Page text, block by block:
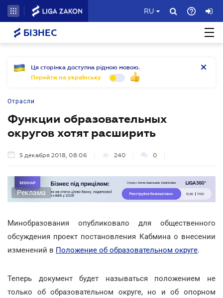
RU
БІЗНЕС
Ця сторінка доступна рідною мовою.
Перейти на українську
Отрасли
Функции образовательных
округов хотят расширить
5 декабря 2018, 08:06 240 0
Реклама
Минобразования опубликовало для общественного
обсуждения проект постановления Кабмина о внесении
изменений в Положение об образовательном округе.
Теперь документ будет называться положением не
только об образовательном округе, но и об опорном